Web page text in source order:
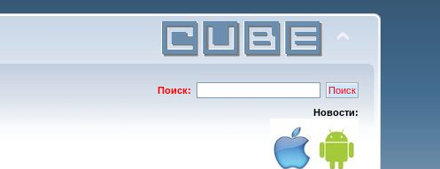
Поиск:
Новости: